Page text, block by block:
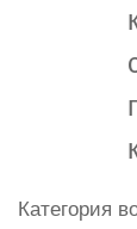
Категория